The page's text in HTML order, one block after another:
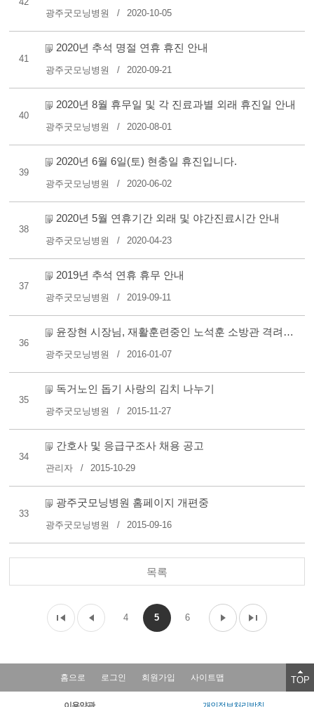
광주굿모닝병원 2020-10-05
41
2020년 추석 명절 연휴 휴진 안내
광주굿모닝병원 2020-09-21
40
2020년 8월 휴무일 및 각 진료과별 외래 휴진일 안내
광주굿모닝병원 2020-08-01
39
2020년 6월 6일(토) 현충일 휴진입니다.
광주굿모닝병원 2020-06-02
38
2020년 5월 연휴기간 외래 및 야간진료시간 안내
광주굿모닝병원 2020-04-23
37
2019년 추석 연휴 휴무 안내
광주굿모닝병원 2019-09-11
36
윤장현 시장님, 재활훈련중인 노석훈 소방관 격려차 본원 방..
광주굿모닝병원 2016-01-07
35
독거노인 돕기 사랑의 김치 나누기
광주굿모닝병원 2015-11-27
34
간호사 및 응급구조사 채용 공고
관리자 2015-10-29
33
광주굿모닝병원 홈페이지 개편중
광주굿모닝병원 2015-09-16
목록
4 5 6
홈으로 로그인 회원가입 사이트맵 TOP